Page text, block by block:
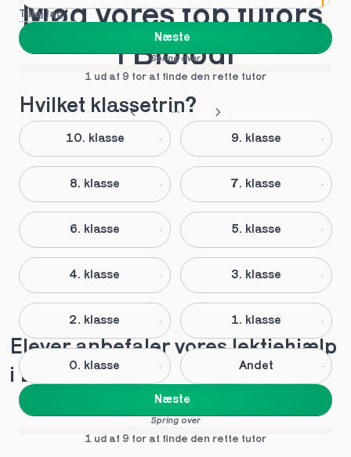
Tilføj fag
Næste
Spring over
1 ud af 9 for at finde den rette tutor
Hvilket klassetrin?
10. klasse 9. klasse
8. klasse 7. klasse
6. klasse 5. klasse
4. klasse 3. klasse
2. klasse 1. klasse
0. klasse Andet
Næste
Spring over
1 ud af 9 for at finde den rette tutor
Mød vores top tutors
i Biologi
Elever anbefaler vores lektiehjælp
i Biologi